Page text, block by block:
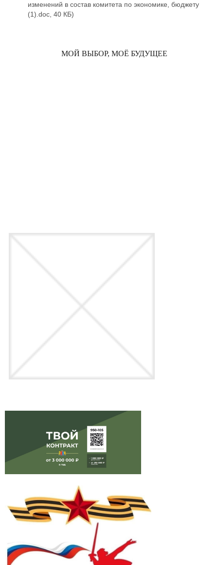
изменений в состав комитета по экономике, бюджету
(1).doc, 40 КБ)
МОЙ ВЫБОР, МОЁ БУДУЩЕЕ